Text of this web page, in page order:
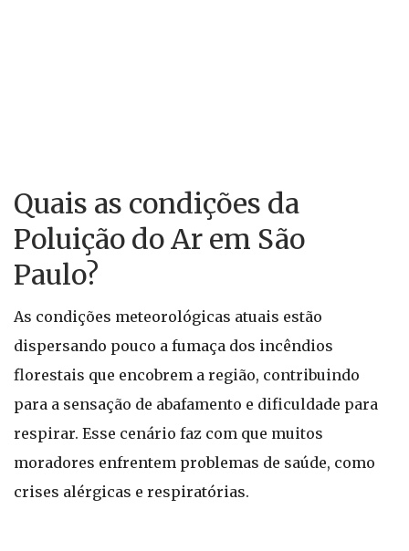
Quais as condições da
Poluição do Ar em São
Paulo?
As condições meteorológicas atuais estão
dispersando pouco a fumaça dos incêndios
florestais que encobrem a região, contribuindo
para a sensação de abafamento e dificuldade para
respirar. Esse cenário faz com que muitos
moradores enfrentem problemas de saúde, como
crises alérgicas e respiratórias.